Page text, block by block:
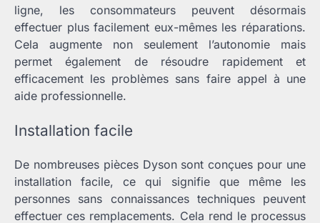
ligne, les consommateurs peuvent désormais
effectuer plus facilement eux-mêmes les réparations.
Cela augmente non seulement l’autonomie mais
permet également de résoudre rapidement et
efficacement les problèmes sans faire appel à une
aide professionnelle.
Installation facile
De nombreuses pièces Dyson sont conçues pour une
installation facile, ce qui signifie que même les
personnes sans connaissances techniques peuvent
effectuer ces remplacements. Cela rend le processus